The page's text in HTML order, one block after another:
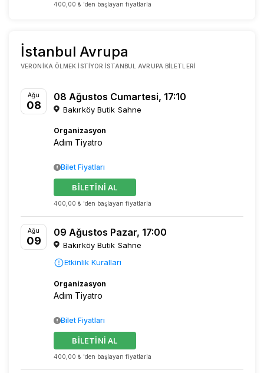
400,00 ₺ 'den başlayan fiyatlarla
İstanbul Avrupa
VERONIKA ÖLMEK İSTIYOR İSTANBUL AVRUPA BILETLERI
Ağu
08
08 Ağustos Cumartesi, 17:10
Bakırköy Butik Sahne
Organizasyon
Adım Tiyatro
400,00 ₺ 'den başlayan fiyatlarla
BİLETİNİ AL
Bilet Fiyatları
Ağu
09
09 Ağustos Pazar, 17:00
Bakırköy Butik Sahne
Etkinlik Kuralları
Organizasyon
Adım Tiyatro
400,00 ₺ 'den başlayan fiyatlarla
BİLETİNİ AL
Bilet Fiyatları